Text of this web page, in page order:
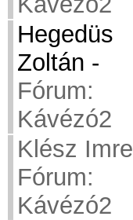
Hegedüs
Zoltán -
Fórum:
Kávézó2
Klész Imre
Fórum:
Kávézó2